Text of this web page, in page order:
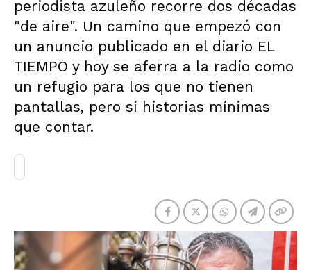
periodista azuleño recorre dos décadas
"de aire". Un camino que empezó con
un anuncio publicado en el diario EL
TIEMPO y hoy se aferra a la radio como
un refugio para los que no tienen
pantallas, pero sí historias mínimas
que contar.